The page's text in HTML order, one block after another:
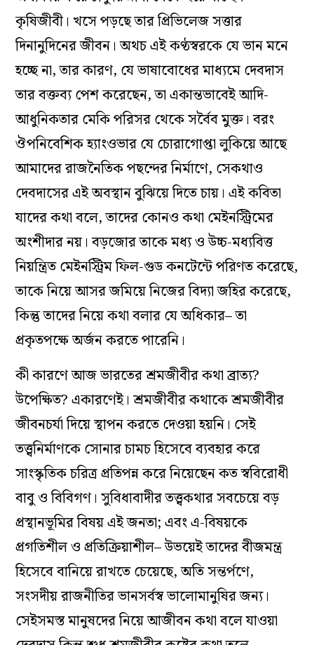
কৃষিজীবী। খসে পড়ছে তার প্রিভিলেজ সত্তার
দিনানুদিনের জীবন। অথচ এই কণ্ঠস্বরকে যে ভান মনে
হচ্ছে না, তার কারণ, যে ভাষাবোধের মাধ্যমে দেবদাস
তার বক্তব্য পেশ করেছেন, তা একান্তভাবেই আদি-
আধুনিকতার মেকি পরিসর থেকে সর্বৈব মুক্ত। বরং
ঔপনিবেশিক হ্যাংওভার যে চোরাগোপ্তা লুকিয়ে আছে
আমাদের রাজনৈতিক পছন্দের নির্মাণে, সেকথাও
দেবদাসের এই অবস্থান বুঝিয়ে দিতে চায়। এই কবিতা
যাদের কথা বলে, তাদের কোনও কথা মেইনস্ট্রিমের
অংশীদার নয়। বড়জোর তাকে মধ্য ও উচ্চ-মধ্যবিত্ত
নিয়ন্ত্রিত মেইনস্ট্রিম ফিল-গুড কনটেন্টে পরিণত করেছে,
তাকে নিয়ে আসর জমিয়ে নিজের বিদ্যা জহির করেছে,
কিন্তু তাদের নিয়ে কথা বলার যে অধিকার– তা
প্রকৃতপক্ষে অর্জন করতে পারেনি।
কী কারণে আজ ভারতের শ্রমজীবীর কথা ব্রাত্য?
উপেক্ষিত? একারণেই। শ্রমজীবীর কথাকে শ্রমজীবীর
জীবনচর্যা দিয়ে স্থাপন করতে দেওয়া হয়নি। সেই
তত্ত্বনির্মাণকে সোনার চামচ হিসেবে ব্যবহার করে
সাংস্কৃতিক চরিত্র প্রতিপন্ন করে নিয়েছেন কত স্ববিরোধী
বাবু ও বিবিগণ। সুবিধাবাদীর তত্ত্বকথার সবচেয়ে বড়
প্রস্থানভূমির বিষয় এই জনতা; এবং এ-বিষয়কে
প্রগতিশীল ও প্রতিক্রিয়াশীল– উভয়েই তাদের বীজমন্ত্র
হিসেবে বানিয়ে রাখতে চেয়েছে, অতি সন্তর্পণে,
সংসদীয় রাজনীতির ভানসর্বস্ব ভালোমানুষির জন্য।
সেইসমস্ত মানুষদের নিয়ে আজীবন কথা বলে যাওয়া